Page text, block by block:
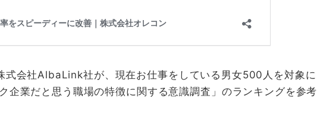
式会社AlbaLink社が、現在お仕事をしている男女500人を対象に
企業だと思う職場の特徴に関する意識調査」のランキングを参考